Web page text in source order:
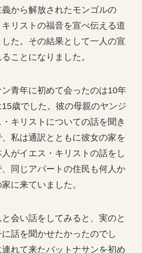
から解放されたモンゴルの
リストの福音を宣べ伝える道
た。その結果として一人の宣
ことになりました。
青年に初めて会ったのは10年
歳でした。彼の母親のヤンジ
キリストについての話を聞き
私は通訳とともに彼女の家を
がイエス・キリストの話をし
同じアパートの住民も何人か
に来ていました。
会い話をしてみると、実のと
話を聞かせたかったのでし
れて来たバットナサンを初め